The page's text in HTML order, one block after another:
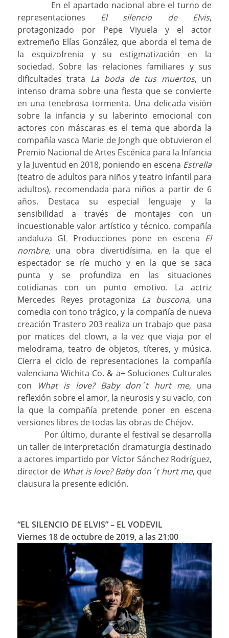
En el apartado nacional abre el turno de
representaciones El silencio de Elvis,
protagonizado por Pepe Viyuela y el actor
extremeño Elías González, que aborda el tema de
la esquizofrenia y su estigmatización en la
sociedad. Sobre las relaciones familiares y sus
dificultades trata La boda de tus muertos, un
intenso drama sobre una fiesta que se convierte
en una tenebrosa tormenta. Una delicada visión
sobre la infancia y su laberinto emocional con
actores con máscaras es el tema que aborda la
compañía vasca Marie de Jongh que obtuvieron el
Premio Nacional de Artes Escénica para la Infancia
y la Juventud en 2018, poniendo en escena Estrella
(teatro de adultos para niños y teatro infantil para
adultos), recomendada para niños a partir de 6
años. Destaca su especial lenguaje y la
sensibilidad a través de montajes con un
incuestionable valor artístico y técnico. compañía
andaluza GL Producciones pone en escena El
nombre, una obra divertidísima, en la que el
espectador se ríe mucho y en la que se saca
punta y se profundiza en las situaciones
cotidianas con un punto emotivo. La actriz
Mercedes Reyes protagoniza La buscona, una
comedia con tono trágico, y la compañía de nueva
creación Trastero 203 realiza un trabajo que pasa
por matices del clown, a la vez que viaja por el
melodrama, teatro de objetos, títeres, y música.
Cierra el ciclo de representaciones la compañía
valenciana Wichita Co. & a+ Soluciones Culturales
con
What is love? Baby don´t hurt me, una
reflexión sobre el amor, la neurosis y su vacío, con
la que la compañía pretende poner en escena
versiones libres de todas las obras de Chéjov.
Por último, durante el festival se desarrolla
un taller de interpretación dramaturgia destinado
a actores impartido por Víctor Sánchez Rodríguez,
director de What is love? Baby don´t hurt me, que
clausura la presente edición.
“EL SILENCIO DE ELVIS”– EL VODEVIL
Viernes 18 de octubre de 2019, a las 21:00